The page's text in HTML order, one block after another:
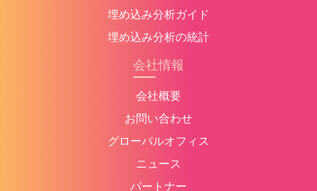
埋め込み分析ガイド
埋め込み分析の統計
会社情報
会社概要
お問い合わせ
グローバルオフィス
ニュース
パートナー